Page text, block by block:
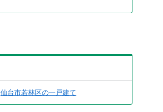
仙台市若林区の一戸建て